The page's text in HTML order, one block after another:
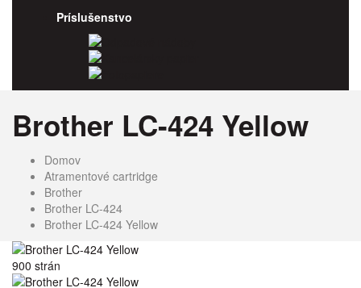
Príslušenstvo
Brother LC-424 Yellow
Domov
Atramentové cartridge
Brother
Brother LC-424
Brother LC-424 Yellow
900 strán